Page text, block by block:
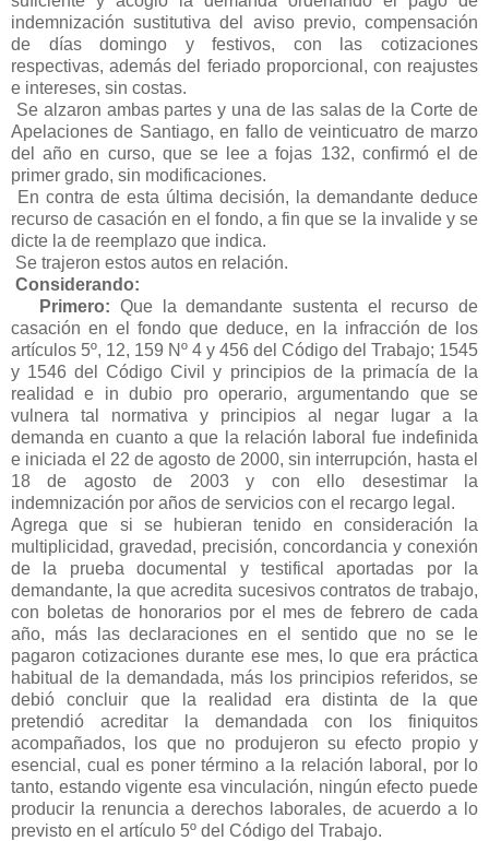
indemnización sustitutiva del aviso previo, compensación
de días domingo y festivos, con las cotizaciones
respectivas, además del feriado proporcional, con reajustes
e intereses, sin costas.
Se alzaron ambas partes y una de las salas de la Corte de
Apelaciones de Santiago, en fallo de veinticuatro de marzo
del año en curso, que se lee a fojas 132, confirmó el de
primer grado, sin modificaciones.
En contra de esta última decisión, la demandante deduce
recurso de casación en el fondo, a fin que se la invalide y se
dicte la de reemplazo que indica.
Se trajeron estos autos en relación.
Considerando:
Primero: Que la demandante sustenta el recurso de
casación en el fondo que deduce, en la infracción de los
artículos 5º, 12, 159 Nº 4 y 456 del Código del Trabajo; 1545
y 1546 del Código Civil y principios de la primacía de la
realidad e in dubio pro operario, argumentando que se
vulnera tal normativa y principios al negar lugar a la
demanda en cuanto a que la relación laboral fue indefinida
e iniciada el 22 de agosto de 2000, sin interrupción, hasta el
18 de agosto de 2003 y con ello desestimar la
indemnización por años de servicios con el recargo legal.
Agrega que si se hubieran tenido en consideración la
multiplicidad, gravedad, precisión, concordancia y conexión
de la prueba documental y testifical aportadas por la
demandante, la que acredita sucesivos contratos de trabajo,
con boletas de honorarios por el mes de febrero de cada
año, más las declaraciones en el sentido que no se le
pagaron cotizaciones durante ese mes, lo que era práctica
habitual de la demandada, más los principios referidos, se
debió concluir que la realidad era distinta de la que
pretendió acreditar la demandada con los finiquitos
acompañados, los que no produjeron su efecto propio y
esencial, cual es poner término a la relación laboral, por lo
tanto, estando vigente esa vinculación, ningún efecto puede
producir la renuncia a derechos laborales, de acuerdo a lo
previsto en el artículo 5º del Código del Trabajo.